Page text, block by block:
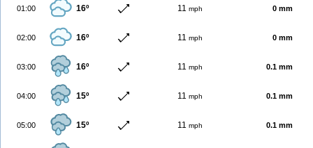
01:00 16º 11 mph 0 mm
02:00 16º 11 mph 0 mm
03:00 16º 11 mph 0.1 mm
04:00 15º 11 mph 0.1 mm
05:00 15º 11 mph 0.1 mm